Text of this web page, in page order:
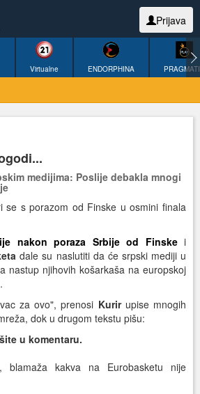
Prijava
Virtualne ENDORPHINA
medijima: Poslije debakla mnogi
se s porazom od Finske u osmini finala
nakon poraza Srbije od Finskei
dale su naslutiti da će srpski mediji u
nastup njihovih košarkaša na europskoj
za ovo", prenosi Kurirupise mnogih
dok u drugom tekstu pišu:
u komentaru.
blamaža kakva na Eurobasketu nije